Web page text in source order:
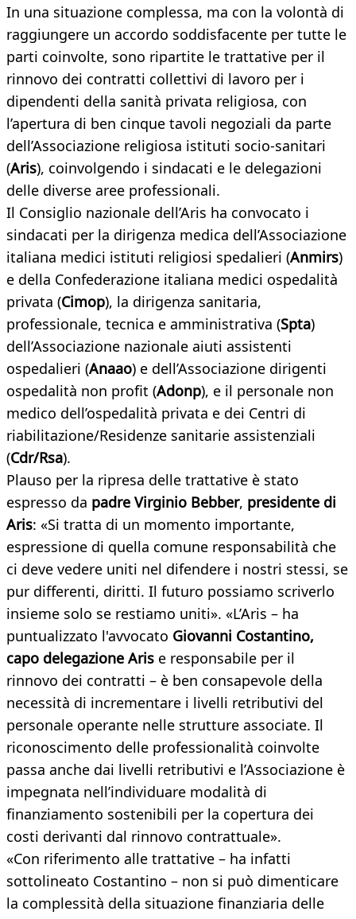
In una situazione complessa, ma con la volontà di
raggiungere un accordo soddisfacente per tutte le
parti coinvolte, sono ripartite le trattative per il
rinnovo dei contratti collettivi di lavoro per i
dipendenti della sanità privata religiosa, con
l’apertura di ben cinque tavoli negoziali da parte
dell’Associazione religiosa istituti socio-sanitari
(Aris), coinvolgendo i sindacati e le delegazioni
delle diverse aree professionali.
Il Consiglio nazionale dell’Aris ha convocato i
sindacati per la dirigenza medica dell’Associazione
italiana medici istituti religiosi spedalieri (Anmirs)
e della Confederazione italiana medici ospedalità
privata (Cimop), la dirigenza sanitaria,
professionale, tecnica e amministrativa (Spta)
dell’Associazione nazionale aiuti assistenti
ospedalieri (Anaao) e dell’Associazione dirigenti
ospedalità non profit (Adonp), e il personale non
medico dell’ospedalità privata e dei Centri di
riabilitazione/Residenze sanitarie assistenziali
(Cdr/Rsa).
Plauso per la ripresa delle trattative è stato
espresso da padre Virginio Bebber, presidente di
Aris: «Si tratta di un momento importante,
espressione di quella comune responsabilità che
ci deve vedere uniti nel difendere i nostri stessi, se
pur differenti, diritti. Il futuro possiamo scriverlo
insieme solo se restiamo uniti». «L’Aris – ha
puntualizzato l'avvocato Giovanni Costantino,
capo delegazione Aris e responsabile per il
rinnovo dei contratti – è ben consapevole della
necessità di incrementare i livelli retributivi del
personale operante nelle strutture associate. Il
riconoscimento delle professionalità coinvolte
passa anche dai livelli retributivi e l’Associazione è
impegnata nell’individuare modalità di
finanziamento sostenibili per la copertura dei
costi derivanti dal rinnovo contrattuale».
«Con riferimento alle trattative – ha infatti
sottolineato Costantino – non si può dimenticare
la complessità della situazione finanziaria delle